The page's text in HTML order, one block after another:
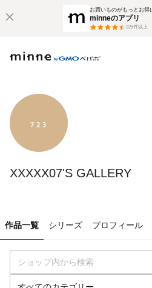
お買いものがもっとお得
minneのアプリ
3万件以上
XXXXX07'S GALLERY
作品一覧 シリーズ プロフィール